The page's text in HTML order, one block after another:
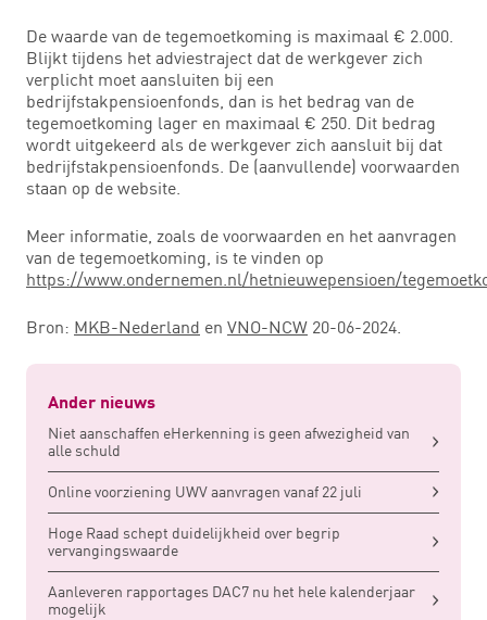
De waarde van de tegemoetkoming is maximaal € 2.000.
Blijkt tijdens het adviestraject dat de werkgever zich
verplicht moet aansluiten bij een
bedrijfstakpensioenfonds, dan is het bedrag van de
tegemoetkoming lager en maximaal € 250. Dit bedrag
wordt uitgekeerd als de werkgever zich aansluit bij dat
bedrijfstakpensioenfonds. De (aanvullende) voorwaarden
staan op de website.
Meer informatie, zoals de voorwaarden en het aanvragen
van de tegemoetkoming, is te vinden op
https://www.ondernemen.nl/hetnieuwepensioen/
Bron: MKB-Nederland en VNO-NCW 20-06-2024.
Ander nieuws
Niet aanschaffen eHerkenning is geen afwezigheid van
alle schuld
Online voorziening UWV aanvragen vanaf 22 juli
Hoge Raad schept duidelijkheid over begrip
vervangingswaarde
Aanleveren rapportages DAC7 nu het hele kalenderjaar
mogelijk